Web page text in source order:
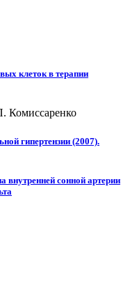
клеток в терапии
Комиссаренко
гипертензии (2007).
сонной артерии